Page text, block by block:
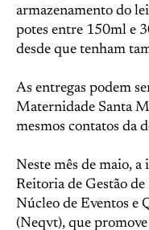
armazenamento do
potes entre 150ml e
desde que tenham
As entregas podem
Maternidade Santa
mesmos contatos da
Neste mês de maio,
Reitoria de Gestão de
Núcleo de Eventos e
(Neqvt), que promove